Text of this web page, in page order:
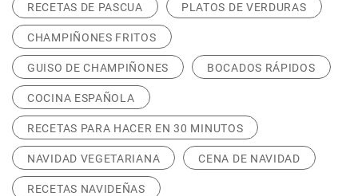
RECETAS DE PASCUA PLATOS DE VERDURAS
CHAMPIÑONES FRITOS
GUISO DE CHAMPIÑONES BOCADOS RÁPIDOS
COCINA ESPAÑOLA
RECETAS PARA HACER EN 30 MINUTOS
NAVIDAD VEGETARIANA CENA DE NAVIDAD
RECETAS NAVIDEÑAS